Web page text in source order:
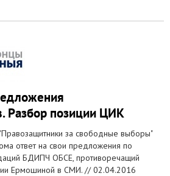
Разбор позиции ЦИК
за свободные выборы"
ответ на свои предложения по
БДИПЧ ОБСЕ, противоречащий
Ермошиной в СМИ. //02.04.2016